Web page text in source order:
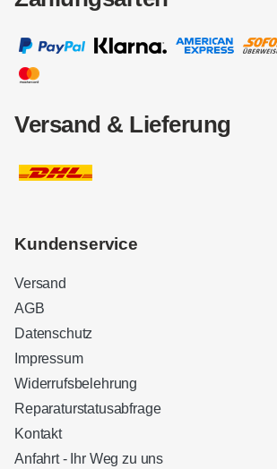
Versand & Lieferung
Kundenservice
Versand
AGB
Datenschutz
Impressum
Widerrufsbelehrung
Reparaturstatusabfrage
Kontakt
Anfahrt - Ihr Weg zu uns